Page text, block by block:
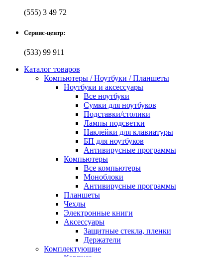
(555) 3 49 72
Сервис-центр:
(533) 99 911
Каталог товаров
Компьютеры / Ноутбуки / Планшеты
Ноутбуки и аксессуары
Все ноутбуки
Сумки для ноутбуков
Подставки/столики
Лампы подсветки
Наклейки для клавиатуры
БП для ноутбуков
Антивирусные программы
Компьютеры
Все компьютеры
Моноблоки
Антивирусные программы
Планшеты
Чехлы
Электронные книги
Аксессуары
Защитные стекла, пленки
Держатели
Комплектующие